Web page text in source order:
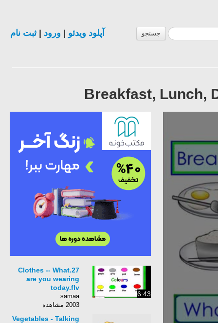
جستجو آپلود ویدئو ورود |ثبت نام
Breakfast, Lunch,
6:43
27.Clothes -- What
are you wearing
today.flv
samaa
2003 مشاهده
Vegetables - Talking